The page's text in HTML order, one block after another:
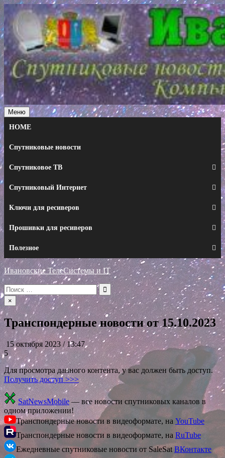
Перейти
к
содержимому
Меню
HOME
Спутниковые новости
Спутниковое ТВ
Спутниковый Интернет
Ключи для ресиверов
Прошивки для ресиверов
Полезное
Ивановские ТелеСистемы и IT
Искать:
×
Транспондерные новости от 15.10.2023
15 октября 2023 / 13:47
5
Для просмотра данного контента, у вас должен быть доступ.
Получить доступ >>>
SatNewsMobile— все новости спутниковых каналов в
одном приложении!
Транспондерные новости в видеоформате, на YouTube
Транспондерные новости в видеоформате, на RuTube
Ежедневные спутниковые новости от SaleSatВКонтакте